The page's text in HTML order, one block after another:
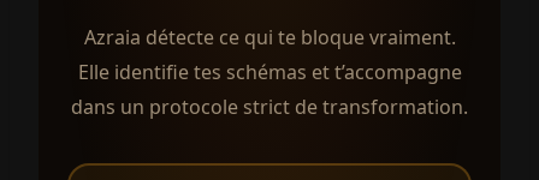
Azraia détecte ce qui te bloque vraiment.
Elle identifie tes schémas et t’accompagne
dans un protocole strict de transformation.